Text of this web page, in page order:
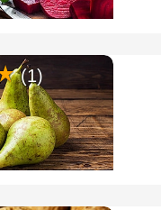
(1)